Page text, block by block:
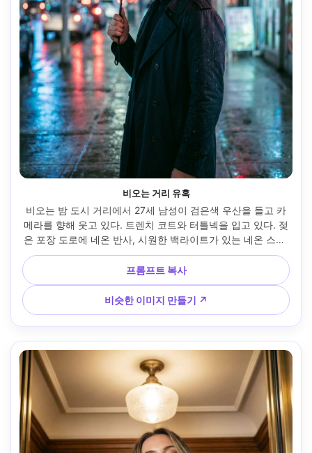
비오는 거리 유혹
비오는 밤 도시 거리에서 27세 남성이 검은색 우산을 들고 카
메라를 향해 웃고 있다. 트렌치 코트와 터틀넥을 입고 있다. 젖
은 포장 도로에 네온 반사, 시원한 백라이트가 있는 네온 스필
라이트, 85mm f/1.8 보케, 반쪽 바디 프레임, 낭만적인 긴장감
을 놀리며, 사실적인 물방울과 원단, 선명한 초점, 영화적인 색
상 등급 --ar 4:5
프롬프트 복사
비슷한 이미지 만들기 ↗